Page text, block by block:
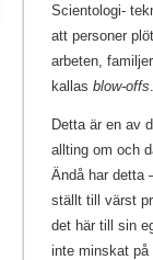
Scientologi-
att personer
arbeten,
kallas blow-offs
Detta är en av
allting om och
Ändå har detta
ställt till värst
det här till sin
inte minskat på